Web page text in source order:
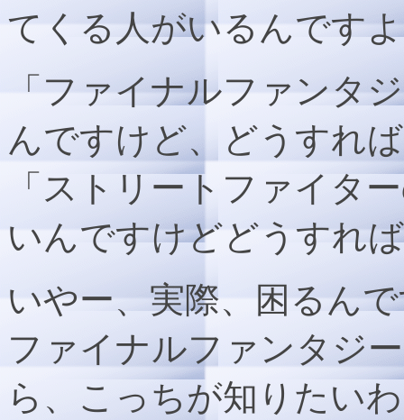
てくる人がいるんです
「ファイナルファンタ
んですけど、どうすれ
「ストリートファイタ
いんですけどどうすれ
いやー、実際、困るん
ファイナルファンタジ
ら、こっちが知りたい